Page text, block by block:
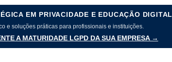
EM PRIVACIDADE E EDUCAÇÃO DIGITAL
e soluções práticas para profissionais e instituições.
A MATURIDADE LGPD DA SUA EMPRESA →